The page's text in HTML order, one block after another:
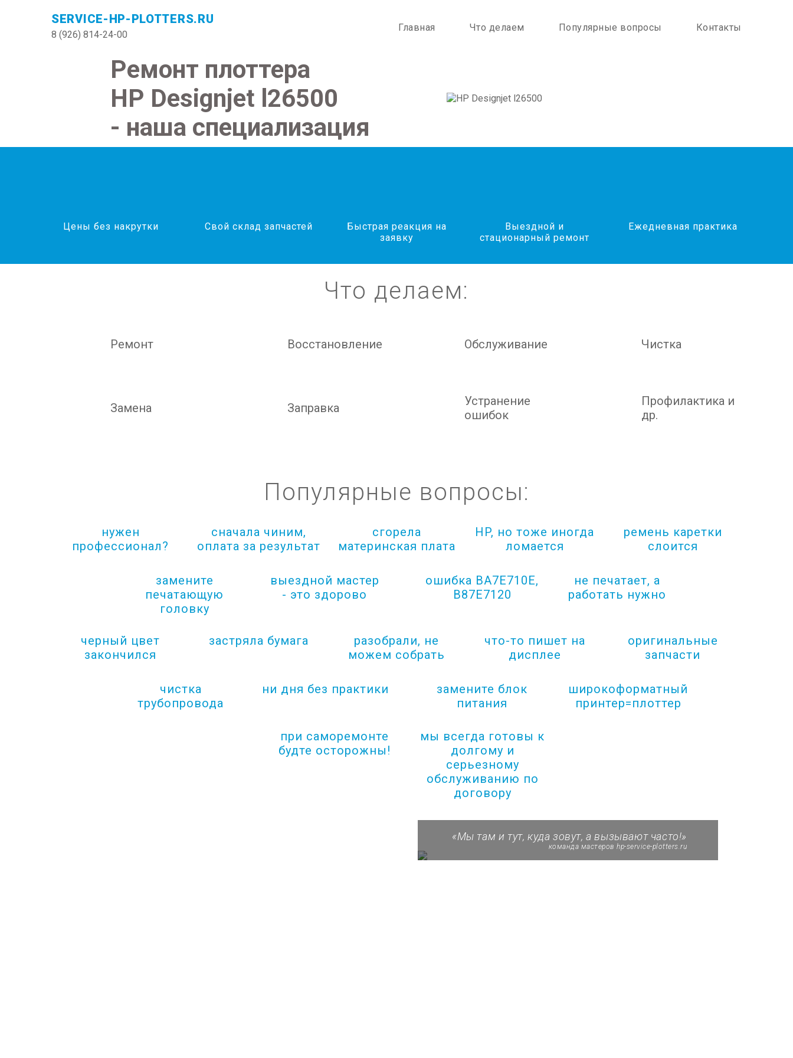
SERVICE-HP-PLOTTERS.RU
8 (926) 814-24-00
Главная Что делаем Популярные вопросы Контакты
Ремонт плоттера
HP Designjet l26500
- наша специализация
Цены без накрутки Свой склад запчастей
Быстрая реакция на
заявку
Выездной и
стационарный ремонт
Ежедневная практика
Что делаем:
Ремонт Восстановление Обслуживание Чистка
Замена Заправка
Устранение
ошибок
Профилактика и
др.
Популярные вопросы:
нужен
профессионал?
сначала чиним,
оплата за результат
сгорела
материнская плата
HP, но тоже иногда
ломается
ремень каретки
слоится
замените
печатающую
головку
выездной мастер
- это здорово
ошибка BA7E710E,
B87E7120
не печатает, а
работать нужно
черный цвет
закончился
застряла бумага
разобрали, не
можем собрать
что-то пишет на
дисплее
оригинальные
запчасти
чистка
трубопровода
ни дня без практики
замените блок
питания
широкоформатный
принтер=плоттер
при саморемонте
будте осторожны!
мы всегда готовы к
долгому и
серьезному
обслуживанию по
договору
«Мы там и тут, куда зовут, а вызывают часто!»
команда мастеров hp-service-plotters.ru